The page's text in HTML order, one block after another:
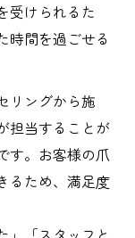
受けられるた
時間を過ごせる
リングから施
担当することが
す。お客様の爪
るため、満足度